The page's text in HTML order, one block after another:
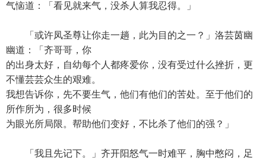
气恼道：「看见就来气，没杀人算我忍得。」
「或许凤圣尊让你走一趟，此为目的之一？」洛芸茵幽
幽道：「齐哥哥，你
的出身太好，自幼每个人都疼爱你，没有受过什么挫折，更
不懂芸芸众生的艰难。
我想告诉你，先不要生气，他们有他们的苦处。至于他们的
所作所为，很多时候
为眼光所局限。帮助他们变好，不比杀了他们的强？」
「我且先记下。」齐开阳怒气一时难平，胸中憋闷，足